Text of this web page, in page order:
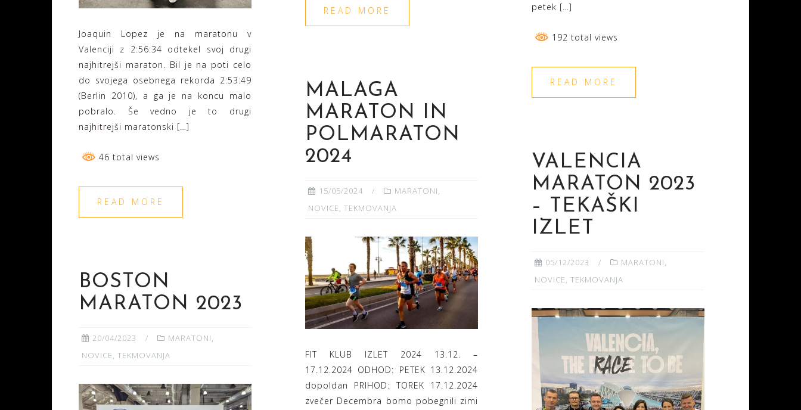
READ MORE
Joaquin Lopez je na maratonu v
Valenciji z 2:56:34 odtekel svoj drugi
najhitrejši maraton. Bil je na poti celo
do svojega osebnega rekorda 2:53:49
(Berlin 2010), a ga je na koncu malo
pobralo. Še vedno je to drugi
najhitrejši maratonski […]
46 total views
READ MORE
petek […]
192 total views
READ MORE
MALAGA
MARATON IN
POLMARATON
2024
15/05/2024 MARATONI,
NOVICE, TEKMOVANJA
FIT KLUB IZLET 2024 13.12. –
17.12.2024 ODHOD: PETEK 13.12.2024
dopoldan PRIHOD: TOREK 17.12.2024
zvečer Decembra bomo pobegnili zimi
VALENCIA
MARATON 2023
– TEKAŠKI
IZLET
05/12/2023 MARATONI,
NOVICE, TEKMOVANJA
BOSTON
MARATON 2023
20/04/2023 MARATONI,
NOVICE, TEKMOVANJA